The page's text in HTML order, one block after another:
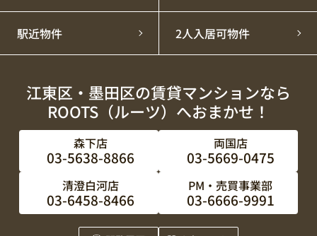
駅近物件 2人入居可物件
江東区・墨田区の賃貸マンションなら
ROOTS（ルーツ）へおまかせ！
森下店
03-5638-8866
両国店
03-5669-0475
清澄白河店
03-6458-8466
PM・売買事業部
03-6666-9991